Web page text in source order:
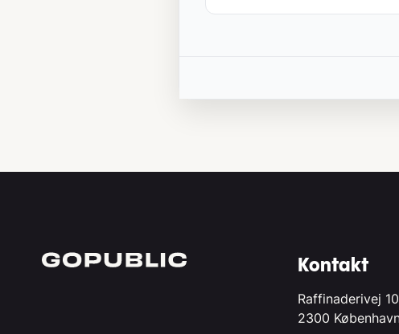
Kontakt
Raffinaderivej
2300